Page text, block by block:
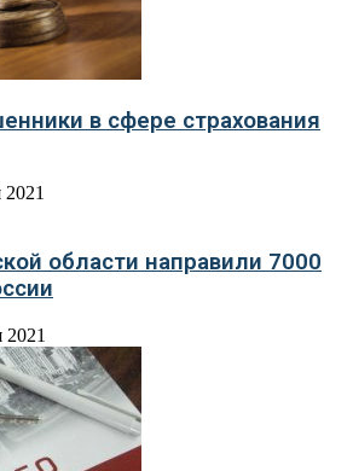
в сфере страхования
2021
области направили 7000
2021